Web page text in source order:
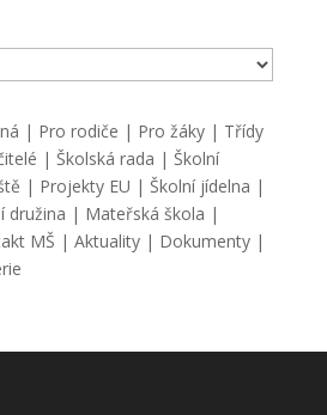
| Pro rodiče | Pro žáky| Třídy
| Školská rada | Školní
| Projekty EU | Školní jídelna |
družina | Mateřská škola |
MŠ | Aktuality| Dokumenty|